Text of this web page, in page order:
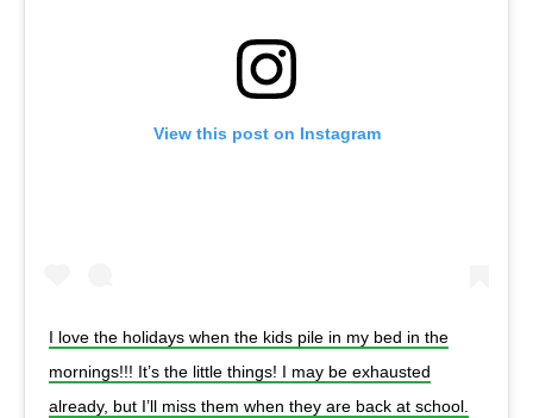
View this post on Instagram
I love the holidays when the kids pile in my bed in the
mornings!!! It’s the little things! I may be exhausted
already, but I’ll miss them when they are back at school.